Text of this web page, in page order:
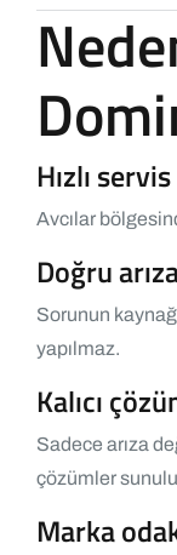
Hızlı servis
Avcılar
Doğru
Sorunun
yapılmaz.
Kalıcı
Sadece arıza
çözümler
Marka